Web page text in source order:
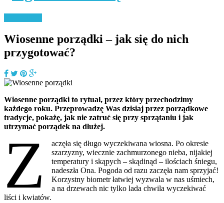
Wiosenne porządki – jak się do nich
przygotować?
Wiosenne porządki to rytuał, przez który przechodzimy
każdego roku. Przeprowadzę Was dzisiaj przez porządkowe
tradycje, pokażę, jak nie zatruć się przy sprzątaniu i jak
utrzymać porządek na dłużej.
Z
aczęła się długo wyczekiwana wiosna. Po okresie
szarzyzny, wiecznie zachmurzonego nieba, nijakiej
temperatury i skąpych – skądinąd – ilościach śniegu,
nadeszła Ona. Pogoda od razu zaczęła nam sprzyjać!
Korzystny biometr łatwiej wyzwala w nas uśmiech,
a na drzewach nic tylko lada chwila wyczekiwać
liści i kwiatów.